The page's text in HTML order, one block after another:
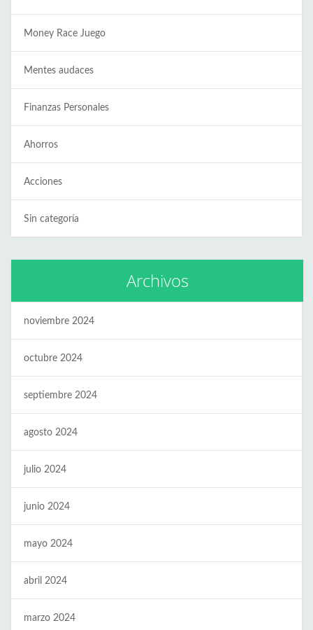
Money Race Juego
Mentes audaces
Finanzas Personales
Ahorros
Acciones
Sin categoría
Archivos
noviembre 2024
octubre 2024
septiembre 2024
agosto 2024
julio 2024
junio 2024
mayo 2024
abril 2024
marzo 2024